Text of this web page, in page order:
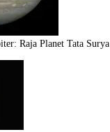
Raja Planet Tata Surya